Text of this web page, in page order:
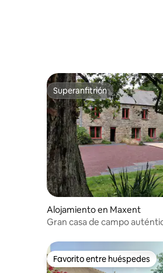
Superanfitrión
Superanfitrión
Alojamiento en Maxent
Gran casa de campo
Favorito entre huéspedes
Favorito entre huéspedes